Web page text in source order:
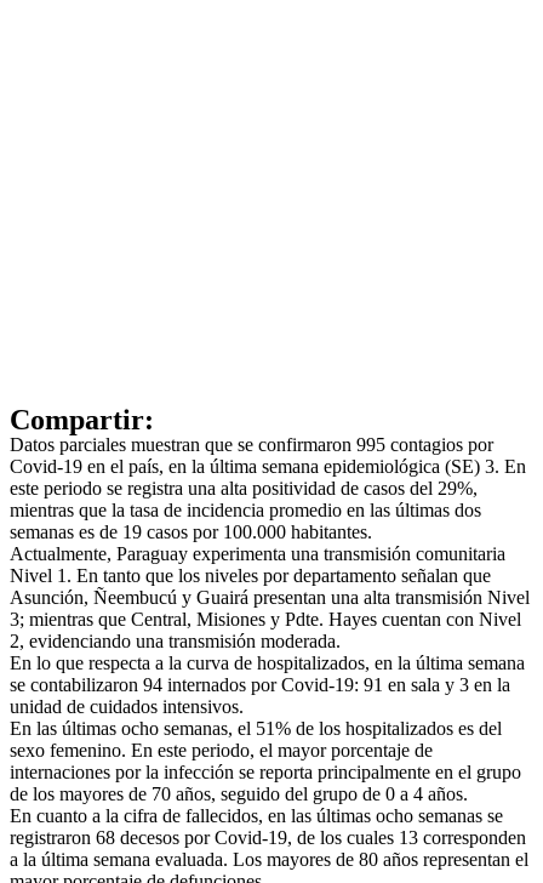
Compartir:
Datos parciales muestran que se confirmaron 995 contagios por
Covid-19 en el país, en la última semana epidemiológica (SE) 3. En
este periodo se registra una alta positividad de casos del 29%,
mientras que la tasa de incidencia promedio en las últimas dos
semanas es de 19 casos por 100.000 habitantes.
Actualmente, Paraguay experimenta una transmisión comunitaria
Nivel 1. En tanto que los niveles por departamento señalan que
Asunción, Ñeembucú y Guairá presentan una alta transmisión Nivel
3; mientras que Central, Misiones y Pdte. Hayes cuentan con Nivel
2, evidenciando una transmisión moderada.
En lo que respecta a la curva de hospitalizados, en la última semana
se contabilizaron 94 internados por Covid-19: 91 en sala y 3 en la
unidad de cuidados intensivos.
En las últimas ocho semanas, el 51% de los hospitalizados es del
sexo femenino. En este periodo, el mayor porcentaje de
internaciones por la infección se reporta principalmente en el grupo
de los mayores de 70 años, seguido del grupo de 0 a 4 años.
En cuanto a la cifra de fallecidos, en las últimas ocho semanas se
registraron 68 decesos por Covid-19, de los cuales 13 corresponden
a la última semana evaluada. Los mayores de 80 años representan el